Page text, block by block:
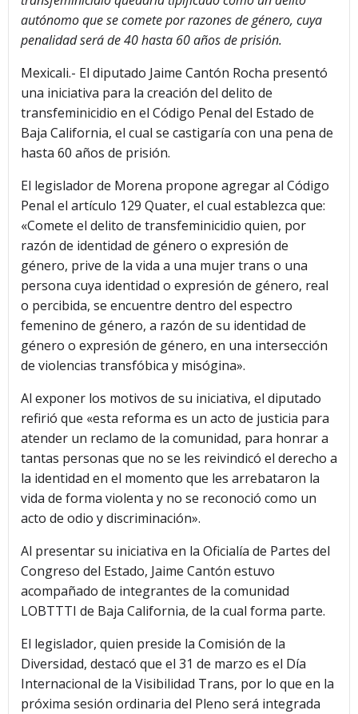
autónomo que se comete por razones de género, cuya
penalidad será de 40 hasta 60 años de prisión.
Mexicali.- El diputado Jaime Cantón Rocha presentó
una iniciativa para la creación del delito de
transfeminicidio en el Código Penal del Estado de
Baja California, el cual se castigaría con una pena de
hasta 60 años de prisión.
El legislador de Morena propone agregar al Código
Penal el artículo 129 Quater, el cual establezca que:
«Comete el delito de transfeminicidio quien, por
razón de identidad de género o expresión de
género, prive de la vida a una mujer trans o una
persona cuya identidad o expresión de género, real
o percibida, se encuentre dentro del espectro
femenino de género, a razón de su identidad de
género o expresión de género, en una intersección
de violencias transfóbica y misógina».
Al exponer los motivos de su iniciativa, el diputado
refirió que «esta reforma es un acto de justicia para
atender un reclamo de la comunidad, para honrar a
tantas personas que no se les reivindicó el derecho a
la identidad en el momento que les arrebataron la
vida de forma violenta y no se reconoció como un
acto de odio y discriminación».
Al presentar su iniciativa en la Oficialía de Partes del
Congreso del Estado, Jaime Cantón estuvo
acompañado de integrantes de la comunidad
LOBTTTI de Baja California, de la cual forma parte.
El legislador, quien preside la Comisión de la
Diversidad, destacó que el 31 de marzo es el Día
Internacional de la Visibilidad Trans, por lo que en la
próxima sesión ordinaria del Pleno será integrada